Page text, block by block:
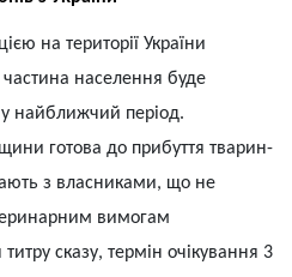
на території України
населення буде
найближчий період.
готова до прибуття тварин-
з власниками, що не
вимогам
сказу, термін очікування 3